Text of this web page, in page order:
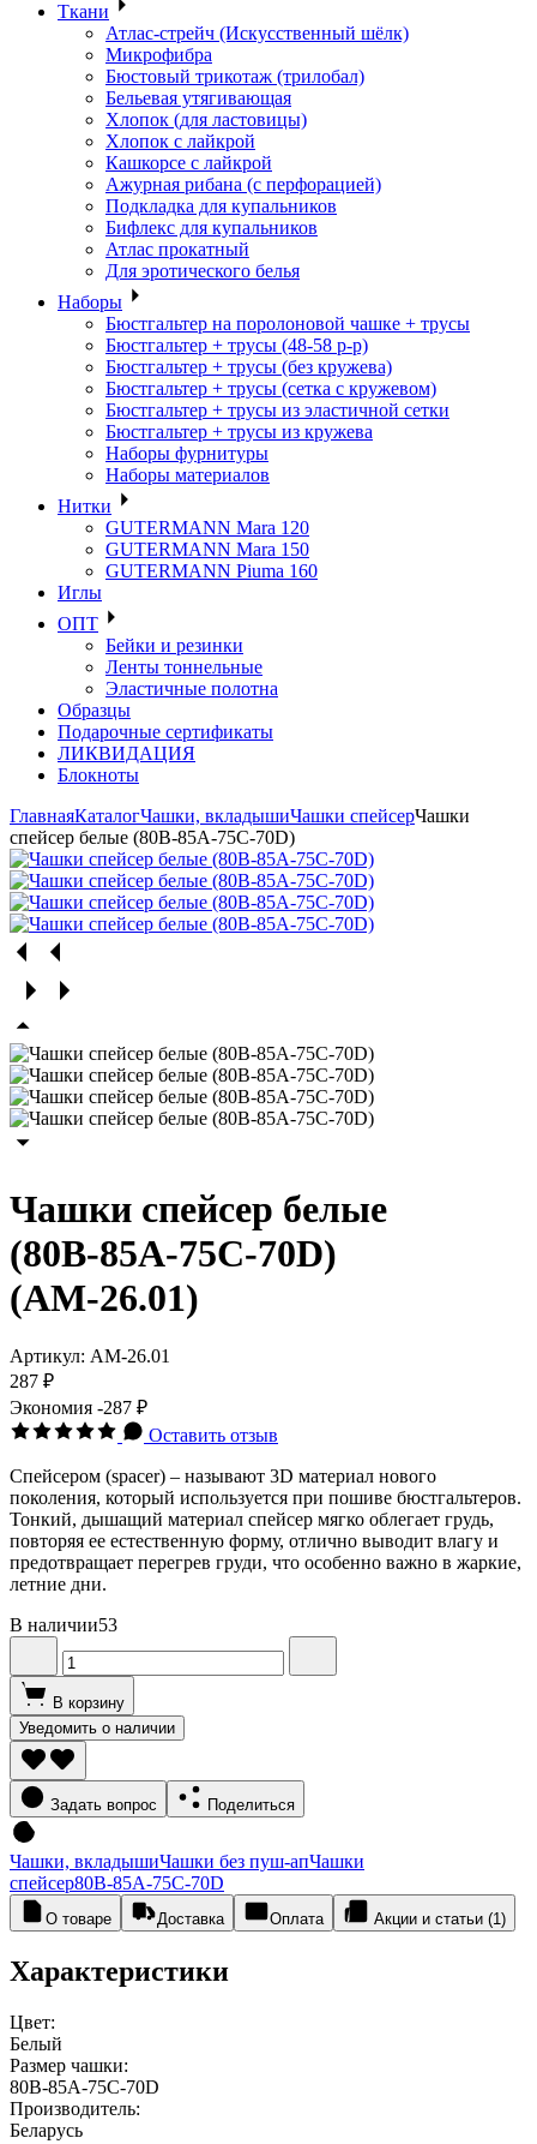
Ткани
Атлас-стрейч (Искусственный шёлк)
Микрофибра
Бюстовый трикотаж (трилобал)
Бельевая утягивающая
Хлопок (для ластовицы)
Хлопок с лайкрой
Кашкорсе с лайкрой
Ажурная рибана (с перфорацией)
Подкладка для купальников
Бифлекс для купальников
Атлас прокатный
Для эротического белья
Наборы
Бюстгальтер на поролоновой чашке + трусы
Бюстгальтер + трусы (48-58 р-р)
Бюстгальтер + трусы (без кружева)
Бюстгальтер + трусы (сетка с кружевом)
Бюстгальтер + трусы из эластичной сетки
Бюстгальтер + трусы из кружева
Наборы фурнитуры
Наборы материалов
Нитки
GUTERMANN Mara 120
GUTERMANN Mara 150
GUTERMANN Piuma 160
Иглы
ОПТ
Бейки и резинки
Ленты тоннельные
Эластичные полотна
Образцы
Подарочные сертификаты
ЛИКВИДАЦИЯ
Блокноты
ГлавнаяКаталогЧашки, вкладышиЧашки спейсерЧашки
спейсер белые (80В-85А-75С-70D)
Чашки спейсер белые
(80В-85А-75С-70D)
(АМ-26.01)
Артикул: АМ-26.01
287 ₽
Экономия -287 ₽
Оставить отзыв
Спейсером (spacer) – называют 3D материал нового
поколения, который используется при пошиве бюстгальтеров.
Тонкий, дышащий материал спейсер мягко облегает грудь,
повторяя ее естественную форму, отлично выводит влагу и
предотвращает перегрев груди, что особенно важно в жаркие,
летние дни.
В наличии53
В корзину
Уведомить о наличии
Задать вопрос Поделиться
Чашки, вкладышиЧашки без пуш-апЧашки
спейсер80В-85А-75С-70D
О товаре Доставка Оплата Акции и статьи (1)
Характеристики
Цвет:
Белый
Размер чашки:
80В-85А-75С-70D
Производитель:
Беларусь